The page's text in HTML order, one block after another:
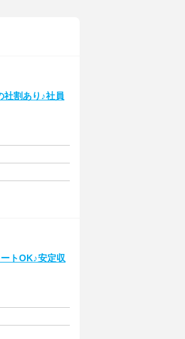
社割あり♪社員
トOK♪安定収